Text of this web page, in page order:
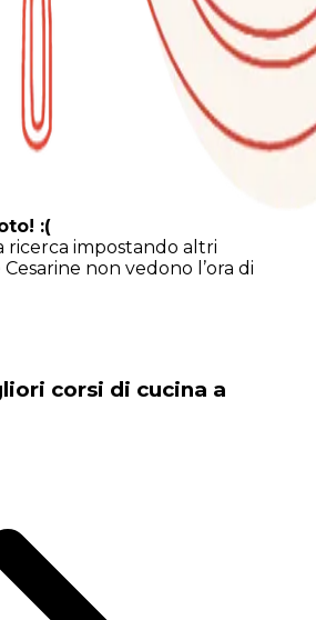
:(
impostando altri
non vedono l’ora di
corsi di cucina a